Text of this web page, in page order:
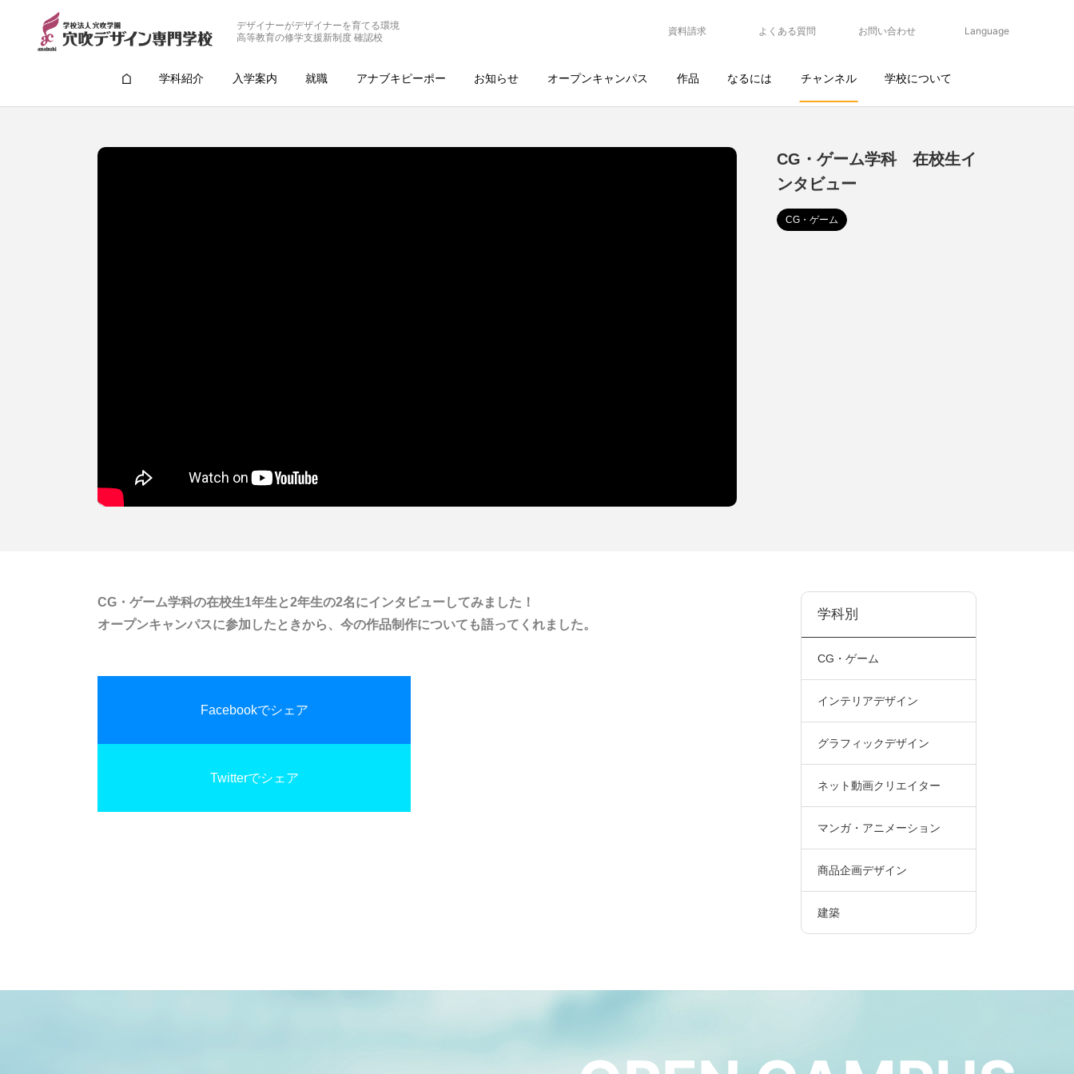
デザイナーがデザイナーを育てる環境
高等教育の修学支援新制度 確認校
資料請求 よくある質問 お問い合わせ Language
学科紹介 入学案内 就職 アナブキピーポー お知らせ オープンキャンパス 作品 なるには チャンネル 学校について
CG・ゲーム学科 在校生イ
ンタビュー
CG・ゲーム
CG・ゲーム学科の在校生1年生と2年生の2名にインタビューしてみました！
オープンキャンパスに参加したときから、今の作品制作についても語ってくれました。
Facebookでシェア
Twitterでシェア
学科別
CG・ゲーム
インテリアデザイン
グラフィックデザイン
ネット動画クリエイター
マンガ・アニメーション
商品企画デザイン
建築